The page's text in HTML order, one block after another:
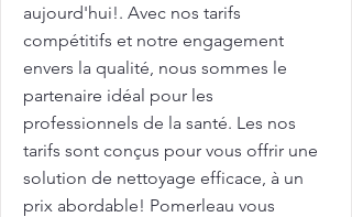
aujourd'hui!. Avec nos tarifs
compétitifs et notre engagement
envers la qualité, nous sommes le
partenaire idéal pour les
professionnels de la santé. Les nos
tarifs sont conçus pour vous offrir une
solution de nettoyage efficace, à un
prix abordable! Pomerleau vous